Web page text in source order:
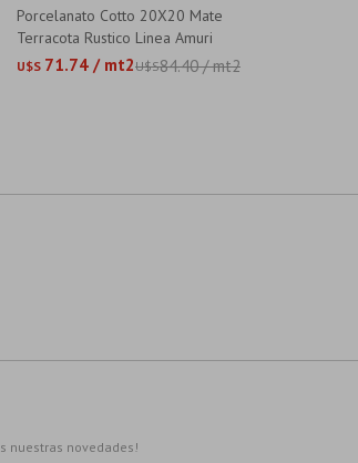
Porcelanato Cotto 20X20 Mate
Terracota Rustico Linea Amuri
U$S 71.74 / mt2U$S84.40 / mt2
nuestras novedades!